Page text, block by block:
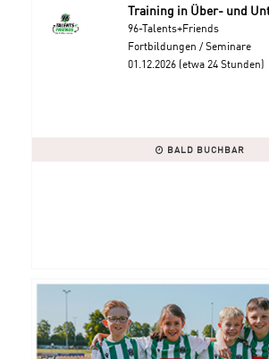
Training in Über- und
96-Talents+Friends
Fortbildungen / Seminare
01.12.2026 (etwa 24 Stunden)
BALD BUCHBAR